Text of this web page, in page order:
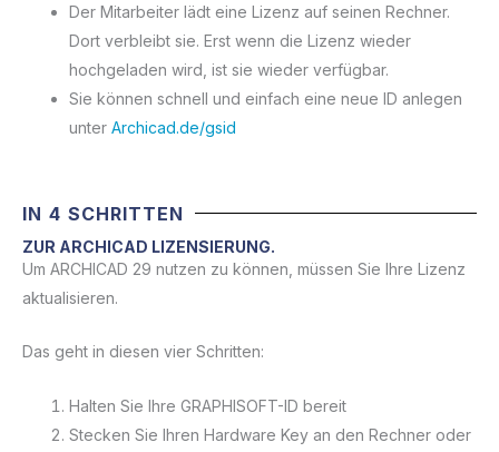
Der Mitarbeiter lädt eine Lizenz auf seinen Rechner.
Dort verbleibt sie. Erst wenn die Lizenz wieder
hochgeladen wird, ist sie wieder verfügbar.
Sie können schnell und einfach eine neue ID anlegen
unter Archicad.de/gsid
IN 4 SCHRITTEN
ZUR ARCHICAD LIZENSIERUNG.
Um ARCHICAD 29 nutzen zu können, müssen Sie Ihre Lizenz
aktualisieren.
Das geht in diesen vier Schritten:
Halten Sie Ihre GRAPHISOFT-ID bereit
Stecken Sie Ihren Hardware Key an den Rechner oder